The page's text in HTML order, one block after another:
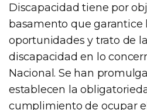
Discapacidad tiene por
basamento que garantice
oportunidades y trato de
discapacidad en lo
Nacional. Se han
establecen la
cumplimiento de ocupar